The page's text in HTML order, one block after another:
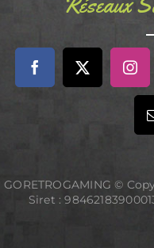
GORETROGAMING ©
Siret :